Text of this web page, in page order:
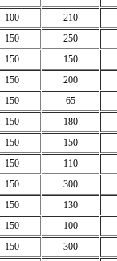
100
210
150
250
150
150
150
200
150
65
150
180
150
150
150
110
150
300
150
130
150
100
150
300